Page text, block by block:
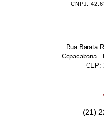
CNPJ:
Rua Barata
Copacabana -
CEP:
(21)